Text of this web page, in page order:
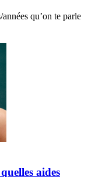
qu’on te parle
aides